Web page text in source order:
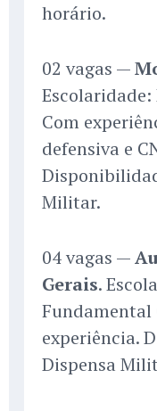
horário.
02 vagas —
Com
defensiva e
Militar.
04 vagas —
Gerais.
Fundamental
experiência.
Dispensa